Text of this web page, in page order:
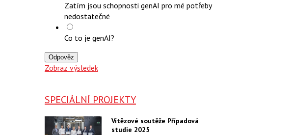
Zatím jsou schopnosti genAI pro mé potřeby
nedostatečné
Co to je genAI?
Odpověz
Zobraz výsledek
SPECIÁLNÍ PROJEKTY
Vítězové soutěže Případová
studie 2025